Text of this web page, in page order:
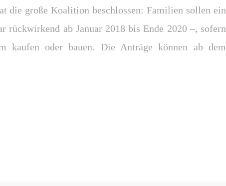
die große Koalition beschlossen: Familien sollen ein
rückwirkend ab Januar 2018 bis Ende 2020 –, sofern
kaufen oder bauen. Die Anträge können ab dem